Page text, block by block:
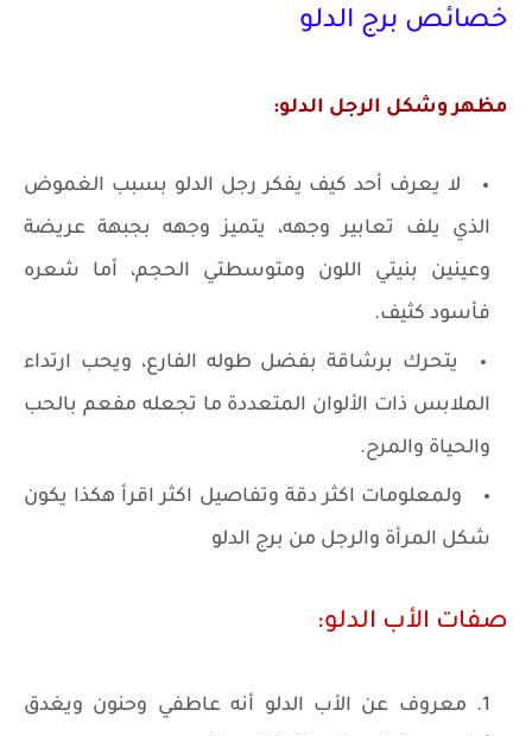
خصائص برج الدلو
مظهر وشكل الرجل الدلو:
لا يعرف أحد كيف يفكر رجل الدلو بسبب الغموض
الذي يلف تعابير وجهه، يتميز وجهه بجبهة عريضة
وعينين بنيتي اللون ومتوسطتي الحجم، أما شعره
فأسود كثيف.
يتحرك برشاقة بفضل طوله الفارع، ويحب ارتداء
الملابس ذات الألوان المتعددة ما تجعله مفعم بالحب
والحياة والمرح.
ولمعلومات اكثر دقة وتفاصيل اكثر اقرأ هكذا يكون
شكل المرأة والرجل من برج الدلو
صفات الأب الدلو:
معروف عن الأب الدلو أنه عاطفي وحنون ويغدق